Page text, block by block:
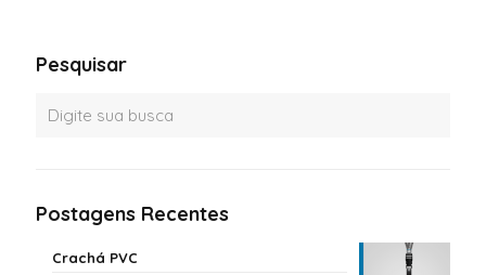
Pesquisar
Postagens Recentes
Crachá PVC